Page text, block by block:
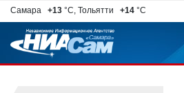
Самара +13 °C, Тольятти +14 °C